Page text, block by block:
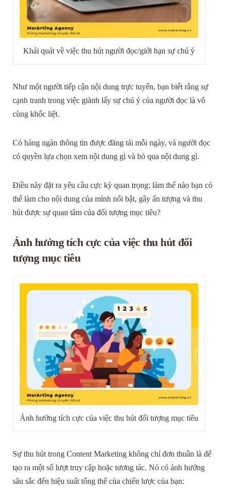
Khái quát về việc thu hút người đọc/giới hạn sự chú ý
Như một người tiếp cận nội dung trực tuyến, bạn biết rằng sự
cạnh tranh trong việc giành lấy sự chú ý của người đọc là vô
cùng khốc liệt.
Có hàng ngàn thông tin được đăng tải mỗi ngày, và người đọc
có quyền lựa chọn xem nội dung gì và bỏ qua nội dung gì.
Điều này đặt ra yêu cầu cực kỳ quan trọng: làm thế nào bạn có
thể làm cho nội dung của mình nổi bật, gây ấn tượng và thu
hút được sự quan tâm của đối tượng mục tiêu?
Ảnh hưởng tích cực của việc thu hút đối
tượng mục tiêu
Ảnh hưởng tích cực của việc thu hút đối tượng mục tiêu
Sự thu hút trong Content Marketing không chỉ đơn thuần là để
tạo ra một số lượt truy cập hoặc tương tác. Nó có ảnh hưởng
sâu sắc đến hiệu suất tổng thể của chiến lược của bạn: